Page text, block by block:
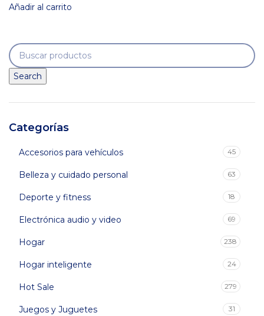
Search
Categorías
Accesorios para vehículos 45
Belleza y cuidado personal 63
Deporte y fitness 18
Electrónica audio y video 69
Hogar 238
Hogar inteligente 24
Hot Sale 279
Juegos y Juguetes 31
precio
$99,900.$79,900.
Añadir al carrito